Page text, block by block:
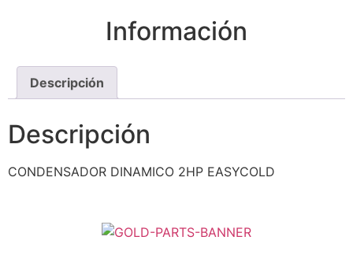
Información
Descripción
Descripción
CONDENSADOR DINAMICO 2HP EASYCOLD